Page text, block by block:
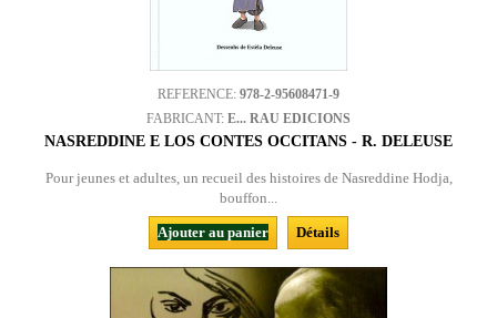
REFERENCE: 978-2-95608471-9
FABRICANT: E... RAU EDICIONS
NASREDDINE E LOS CONTES OCCITANS - R. DELEUSE
Pour jeunes et adultes, un recueil des histoires de Nasreddine Hodja,
bouffon...
Ajouter au panier Détails